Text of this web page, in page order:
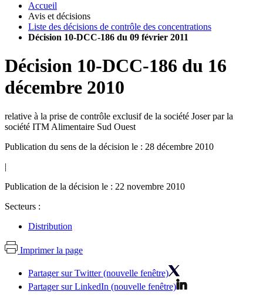
Accueil
Avis et décisions
Liste des décisions de contrôle des concentrations
Décision 10-DCC-186 du 09 février 2011
Décision 10-DCC-186 du 16
décembre 2010
relative à la prise de contrôle exclusif de la société Joser par la
société ITM Alimentaire Sud Ouest
Publication du sens de la décision le : 28 décembre 2010
|
Publication de la décision le : 22 novembre 2010
Secteurs :
Distribution
Imprimer la page
Partager sur Twitter (nouvelle fenêtre)
Partager sur LinkedIn (nouvelle fenêtre)